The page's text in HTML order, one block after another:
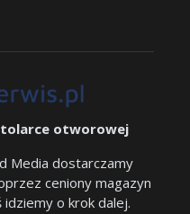
otworowej
Media dostarczamy
ceniony magazyn
o krok dalej.